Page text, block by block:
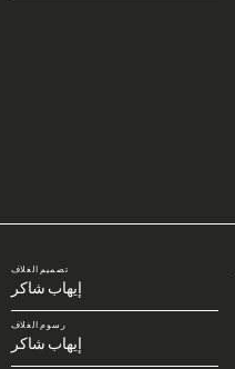
تصميم الغلاف
إيهاب شاكر
رسوم الغلاف
إيهاب شاكر